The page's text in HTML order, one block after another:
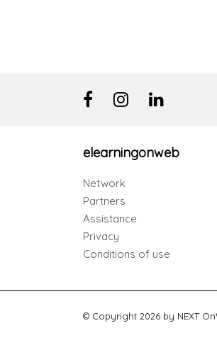
elearningonweb
Network
Partners
Assistance
Privacy
Conditions of use
© Copyright 2026 by NEXT